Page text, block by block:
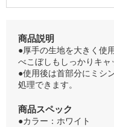
商品説明
●厚手の生地を大きく使
べこぼしもしっかりキャ
●使用後は首部分にミシ
処理できます。
商品スペック
●カラー：ホワイト